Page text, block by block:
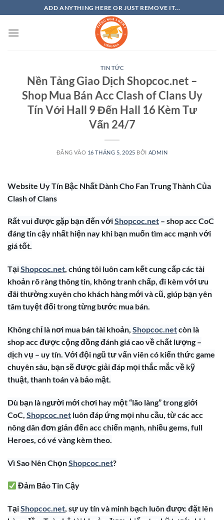
qua
nội
ADD ANYTHING HERE OR JUST REMOVE IT...
TIN TỨC
Nền Tảng Giao Dịch Shopcoc.net –
Shop Mua Bán Acc Clash of Clans Uy
Tín Với Hall 9 Đến Hall 16 Kèm Tư
Vấn 24/7
ĐĂNG VÀO 16 THÁNG 5, 2025 BỞI ADMIN
Website Uy Tín Bậc Nhất Dành Cho Fan Trung Thành Của
Clash of Clans
Rất vui được gặp bạn đến vớiShopcoc.net – shop acc CoC
đáng tin cậy nhất hiện nay khi bạn muốn tìm acc mạnh với
giá tốt.
TạiShopcoc.net, chúng tôi luôn cam kết cung cấp các tài
khoản rõ ràng thông tin, không tranh chấp, đi kèm với ưu
đãi thường xuyên cho khách hàng mới và cũ, giúp bạn yên
tâm tuyệt đối trong từng bước mua bán.
Không chỉ là nơi mua bán tài khoản, Shopcoc.netcòn là
shop acc được cộng đồng đánh giá cao về chất lượng –
dịch vụ – uy tín. Với đội ngũ tư vấn viên có kiến thức game
chuyên sâu, bạn sẽ được giải đáp mọi thắc mắc về kỹ
thuật, thanh toán và bảo mật.
Dù bạn là người mới chơi hay một “lão làng” trong giới
CoC, Shopcoc.net luôn đáp ứng mọi nhu cầu, từ các acc
nông dân đơn giản đến acc chiến mạnh, nhiều gems, full
Heroes, có vé vàng kèm theo.
Vì Sao Nên ChọnShopcoc.net?
Đảm Bảo Tin Cậy
TạiShopcoc.net, sự uy tín và minh bạch luôn được đặt lên